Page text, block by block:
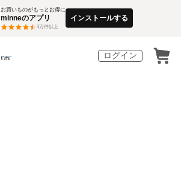
お買いものがもっとお得に
minneのアプリ
3万件以上
インストールする
ログイン